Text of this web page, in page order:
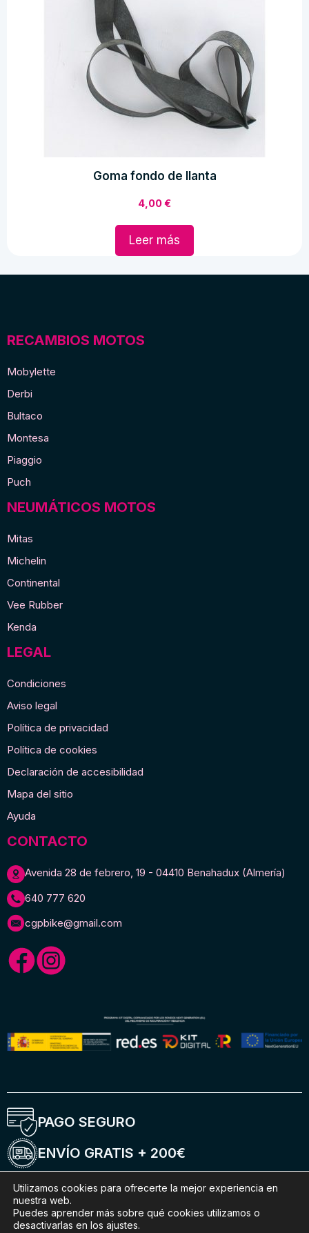
Goma fondo de llanta
4,00€
Leer más
RECAMBIOS MOTOS
Mobylette
Derbi
Bultaco
Montesa
Piaggio
Puch
NEUMÁTICOS MOTOS
Mitas
Michelin
Continental
Vee Rubber
Kenda
LEGAL
Condiciones
Aviso legal
Política de privacidad
Política de cookies
Declaración de accesibilidad
Mapa del sitio
Ayuda
CONTACTO
Avenida 28 de febrero, 19 - 04410 Benahadux (Almería)
640 777 620
cgpbike@gmail.com
PAGO SEGURO
ENVÍO GRATIS + 200€
ENTREGA 5-6 DÍAS
ENVÍOS INTERNACIONALES
Utilizamos cookies para ofrecerte la mejor experiencia en
nuestra web.
Puedes aprender más sobre qué cookies utilizamos o
desactivarlas en los ajustes.